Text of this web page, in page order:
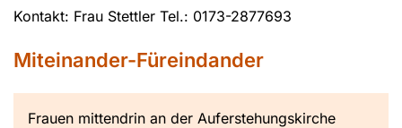
Kontakt: Frau Stettler Tel.: 0173-2877693
Miteinander-Füreindander
Frauen mittendrin an der Auferstehungskirche